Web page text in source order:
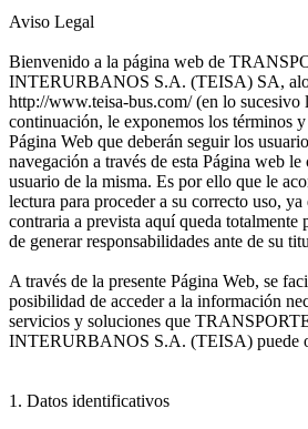
Aviso Legal
Bienvenido a la página web de
INTERURBANOS S.A. (TEISA) SA,
http://www.teisa-bus.com/ (en lo sucesivo
continuación, le exponemos los términos
Página Web que deberán seguir los
navegación a través de esta Página web
usuario de la misma. Es por ello que le
lectura para proceder a su correcto uso,
contraria a prevista aquí queda totalmente
de generar responsabilidades ante de su
A través de la presente Página Web, se
posibilidad de acceder a la información
servicios y soluciones que
INTERURBANOS S.A. (TEISA) puede
1. Datos identificativos